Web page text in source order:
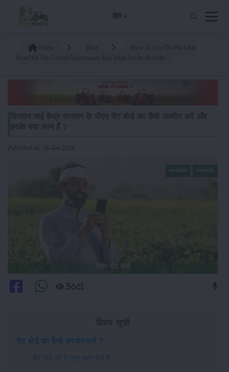
हिंदी
Published on: 26-Jan-2024
3661
चैट बोर्ड का कैसे उपयोग करें ?
चैट बोर्ड की ये कुछ खास बातें हैं